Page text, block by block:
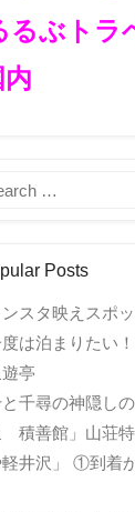
ぶトラ
Posts
スタ映えスポ
度は泊まりたい
遊亭
と千尋の神隠し
善館」山荘特
井沢」 ①到着